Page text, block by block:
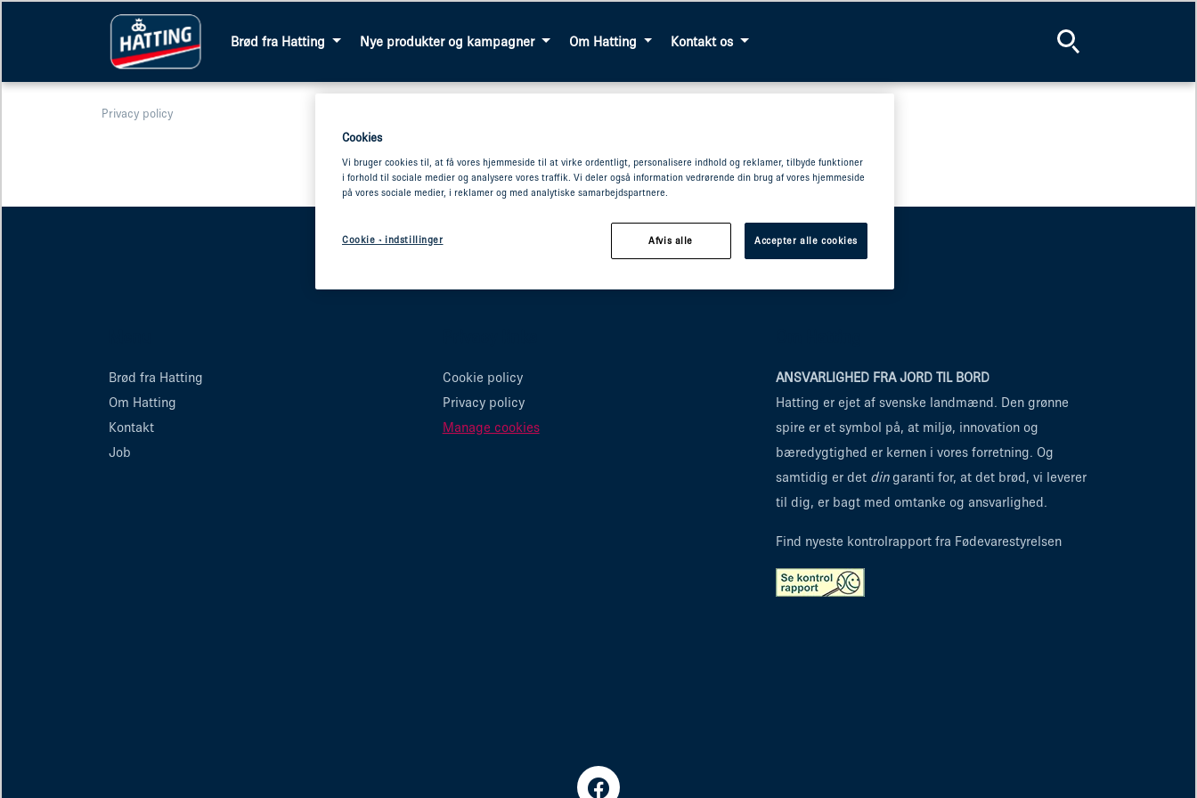
Brød fra Hatting Nye produkter og kampagner Om Hatting Kontakt os
Privacy policy
Brød fra Hatting
Om Hatting
Kontakt
Job
Cookie policy
Privacy policy
Manage cookies
ANSVARLIGHED FRA JORD TIL BORD
Hatting er ejet af svenske landmænd. Den grønne
spire er et symbol på, at miljø, innovation og
bæredygtighed er kernen i vores forretning. Og
samtidig er det dingaranti for, at det brød, vi leverer
til dig, er bagt med omtanke og ansvarlighed.
Find nyeste kontrolrapport fra Fødevarestyrelsen
Cookies
Vi bruger cookies til, at få vores hjemmeside til at virke ordentligt, personalisere indhold og reklamer, tilbyde funktioner
i forhold til sociale medier og analysere vores traffik. Vi deler også information vedrørende din brug af vores hjemmeside
på vores sociale medier, i reklamer og med analytiske samarbejdspartnere.
Cookie - indstillinger Afvis alle Accepter alle cookies